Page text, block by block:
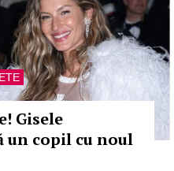
Gisele
un copil cu noul